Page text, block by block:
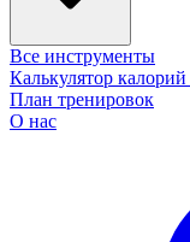
Все инструменты
Калькулятор калорий
План тренировок
О нас